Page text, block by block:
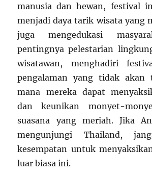
manusia dan hewan, festival
menjadi daya tarik wisata yang
juga mengedukasi
pentingnya pelestarian
wisatawan, menghadiri
pengalaman yang tidak akan
mana mereka dapat
dan keunikan monyet-
suasana yang meriah. Jika
mengunjungi Thailand,
kesempatan untuk
luar biasa ini.